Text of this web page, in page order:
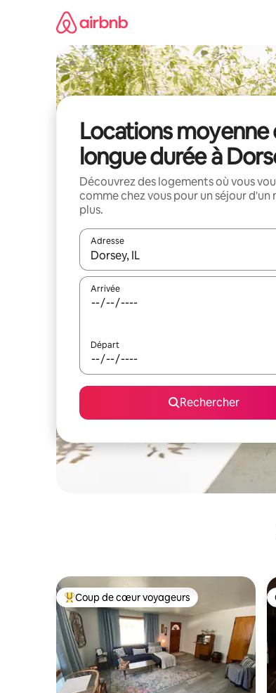
Locations moyenne
longue durée à
Découvrez des logements où vous
comme chez vous pour un séjour d'un
plus.
Adresse
Lorsque les résultats s'affichent, utilisez
Arrivée
Départ
Rechercher
Coups de cœur voyageurs les plus appréciés
Coup de cœur voyageurs